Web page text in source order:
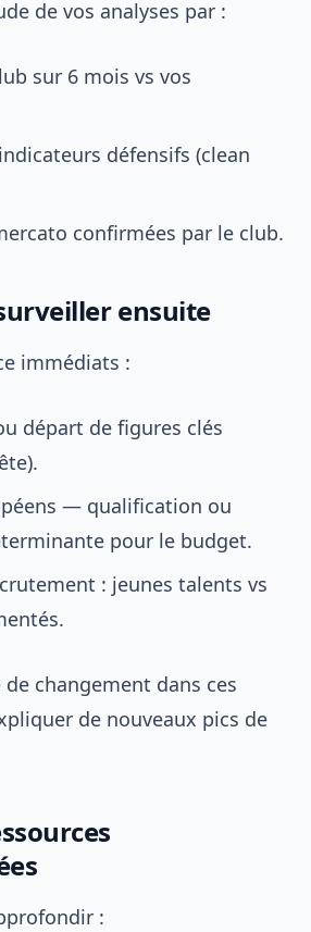
de vos analyses par :
sur 6 mois vs vos
défensifs (clean
confirmées par le club.
ensuite
immédiats :
départ de figures clés
— qualification ou
pour le budget.
: jeunes talents vs
changement dans ces
de nouveaux pics de
: